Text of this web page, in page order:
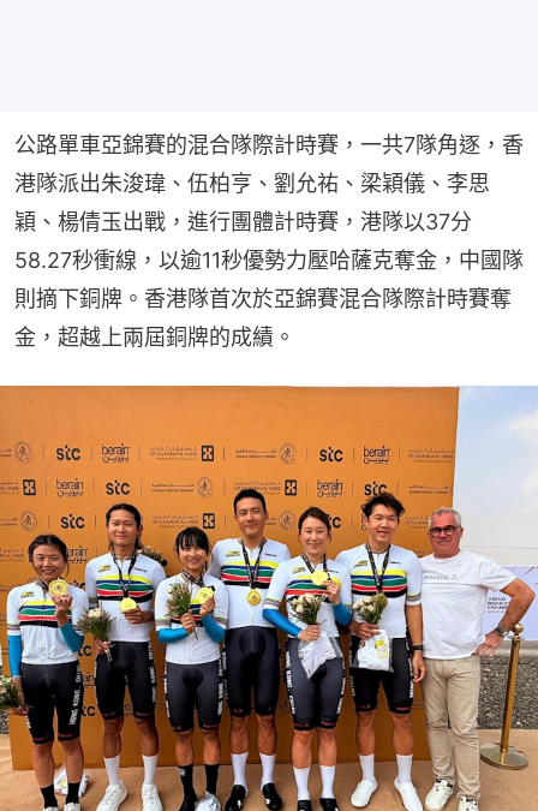
公路單車亞錦賽的混合隊際計時賽，一共7隊角逐，香
港隊派出朱浚瑋、伍柏亨、劉允祐、梁穎儀、李思
穎、楊倩玉出戰，進行團體計時賽，港隊以37分
58.27秒衝線，以逾11秒優勢力壓哈薩克奪金，中國隊
則摘下銅牌。香港隊首次於亞錦賽混合隊際計時賽奪
金，超越上兩屆銅牌的成績。